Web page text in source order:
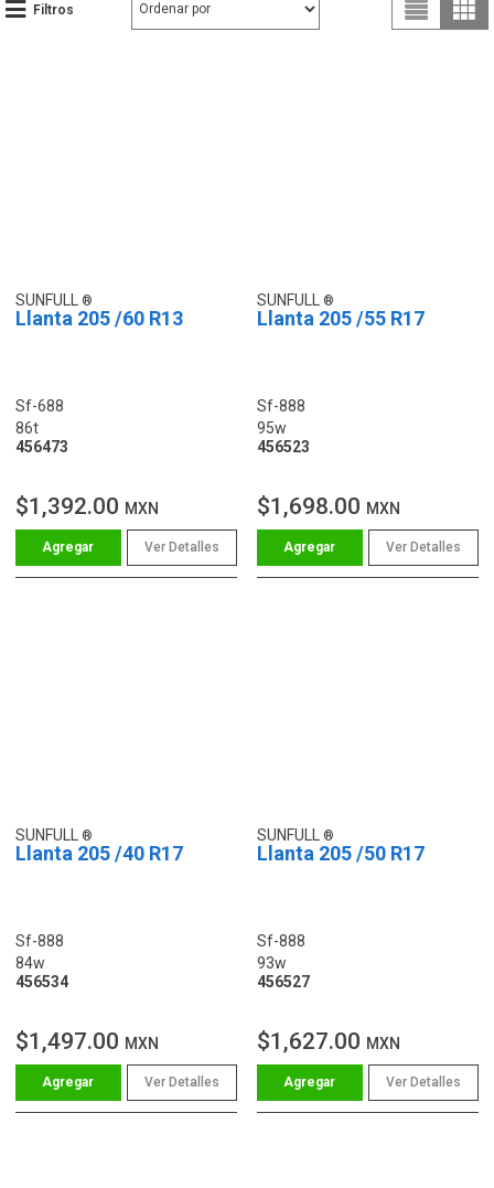
Filtros
SUNFULL
Llanta 205 /60 R13
Sf-688
86t
456473
$1,392.00 MXN
Ver Detalles
SUNFULL
Llanta 205 /55 R17
Sf-888
95w
456523
$1,698.00 MXN
Ver Detalles
SUNFULL
Llanta 205 /40 R17
Sf-888
84w
456534
$1,497.00 MXN
Ver Detalles
SUNFULL
Llanta 205 /50 R17
Sf-888
93w
456527
$1,627.00 MXN
Ver Detalles